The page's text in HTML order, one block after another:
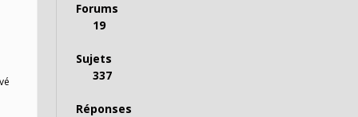
Forums
19
Sujets
337
Réponses